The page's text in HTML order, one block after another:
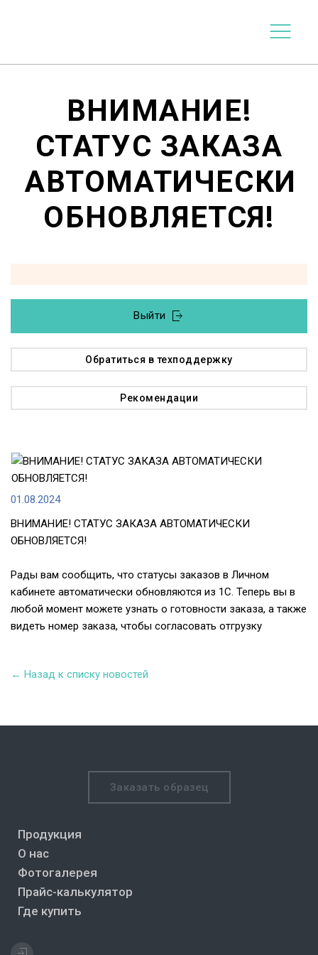
ВНИМАНИЕ!
СТАТУС ЗАКАЗА
АВТОМАТИЧЕСКИ
ОБНОВЛЯЕТСЯ!
Выйти
Обратиться в техподдержку
Рекомендации
01.08.2024
ВНИМАНИЕ! СТАТУС ЗАКАЗА АВТОМАТИЧЕСКИ
ОБНОВЛЯЕТСЯ!
Рады вам сообщить, что статусы заказов в Личном
кабинете автоматически обновляются из 1С. Теперь вы в
любой момент можете узнать о готовности заказа, а также
видеть номер заказа, чтобы согласовать отгрузку
← Назад к списку новостей
Заказать образец
Продукция
О нас
Фотогалерея
Прайс-калькулятор
Где купить